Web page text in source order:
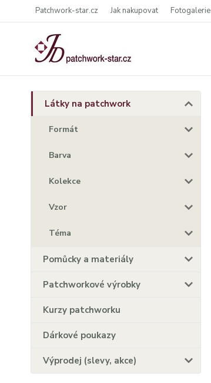
Patchwork-star.cz Jak nakupovat Fotogalerie
Látky na patchwork
Formát
Barva
Kolekce
Vzor
Téma
Pomůcky a materiály
Patchworkové výrobky
Kurzy patchworku
Dárkové poukazy
Výprodej (slevy, akce)